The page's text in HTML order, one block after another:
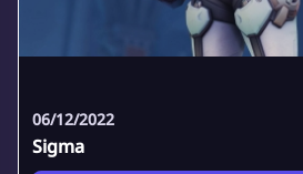
06/12/2022
Sigma